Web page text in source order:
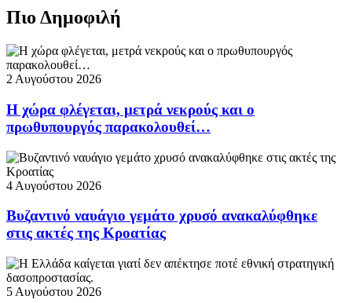
Πιο Δημοφιλή
2 Αυγούστου 2026
Η χώρα φλέγεται, μετρά νεκρούς και ο
πρωθυπουργός παρακολουθεί…
4 Αυγούστου 2026
Βυζαντινό ναυάγιο γεμάτο χρυσό ανακαλύφθηκε
στις ακτές της Κροατίας
5 Αυγούστου 2026